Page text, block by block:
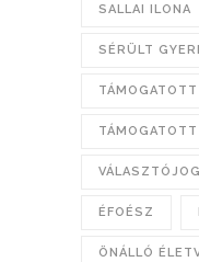
SALLAI ILONA
SÉRÜLT
TÁMOGATOTT
VÁLASZTÓJOG
ÉFOÉSZ
ÖNÁLLÓ